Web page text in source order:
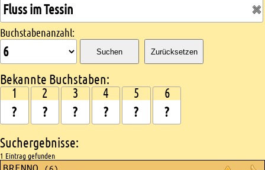
Buchstabenanzahl:
Suchen Zurücksetzen
Bekannte Buchstaben:
1 2 3 4 5 6
Suchergebnisse:
1 Eintrag gefunden